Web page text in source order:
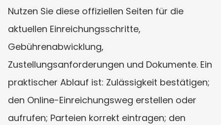
Nutzen Sie diese offiziellen Seiten für die
aktuellen Einreichungsschritte,
Gebührenabwicklung,
Zustellungsanforderungen und Dokumente. Ein
praktischer Ablauf ist: Zulässigkeit bestätigen;
den Online-Einreichungsweg erstellen oder
aufrufen; Parteien korrekt eintragen; den